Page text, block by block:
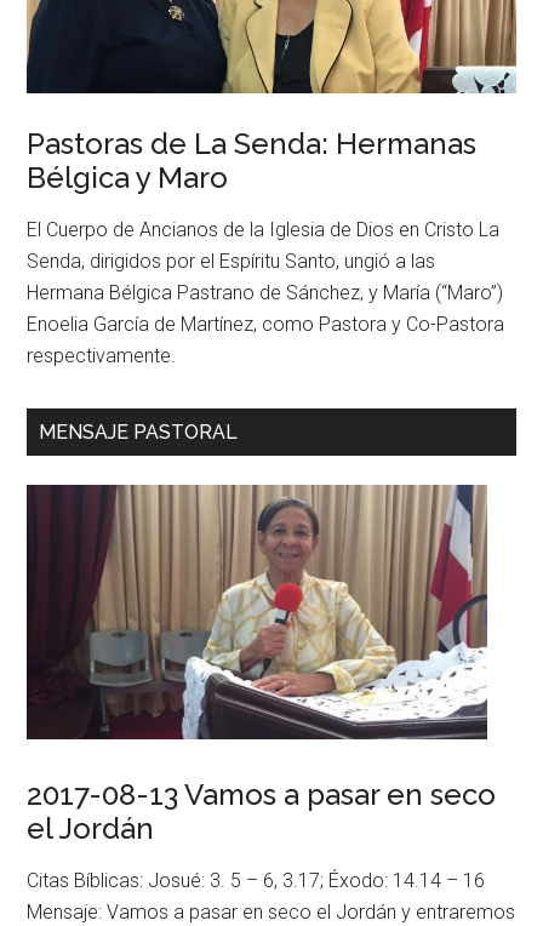
Pastoras de La Senda: Hermanas
Bélgica y Maro
El Cuerpo de Ancianos de la Iglesia de Dios en Cristo La
Senda, dirigidos por el Espíritu Santo, ungió a las
Hermana Bélgica Pastrano de Sánchez, y María (“Maro”)
Enoelia García de Martínez, como Pastora y Co-Pastora
respectivamente.
MENSAJE PASTORAL
2017-08-13 Vamos a pasar en seco
el Jordán
Citas Bíblicas: Josué: 3. 5 – 6, 3.17; Éxodo: 14.14 – 16
Mensaje: Vamos a pasar en seco el Jordán y entraremos